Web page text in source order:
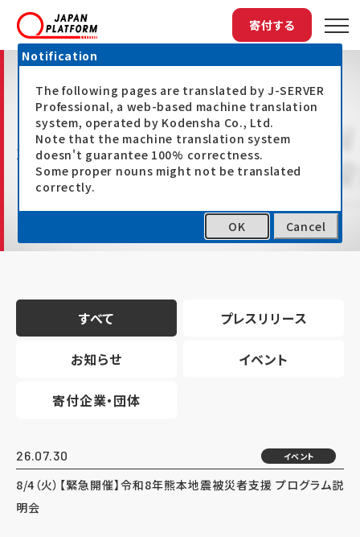
寄付する
最新情報
すべて プレスリリース
お知らせ イベント
寄付企業・団体
26.07.30 イベント
8/4（火）【緊急開催】令和8年熊本地震被災者支援 プログラム説
明会
Notification
The following pages are translated by J-SERVER
Professional, a web-based machine translation
system, operated by Kodensha Co., Ltd.
Note that the machine translation system
doesn't guarantee 100% correctness.
Some proper nouns might not be translated
correctly.
OK Cancel